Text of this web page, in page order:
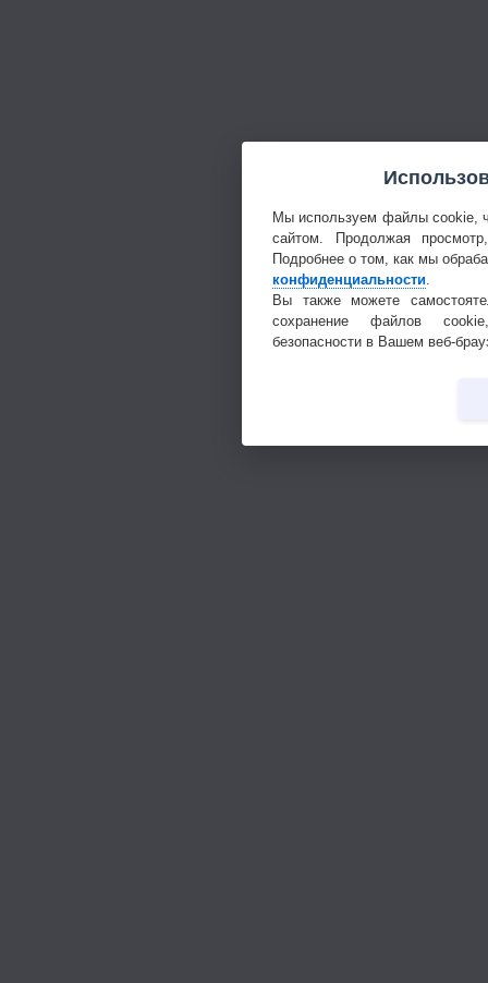
Мы используем файлы cookie,
сайтом. Продолжая
Подробнее о том, как мы
конфиденциальности
Вы также можете
сохранение файлов
безопасности в Вашем веб-